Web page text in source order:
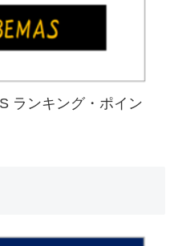
ランキング・ポイン